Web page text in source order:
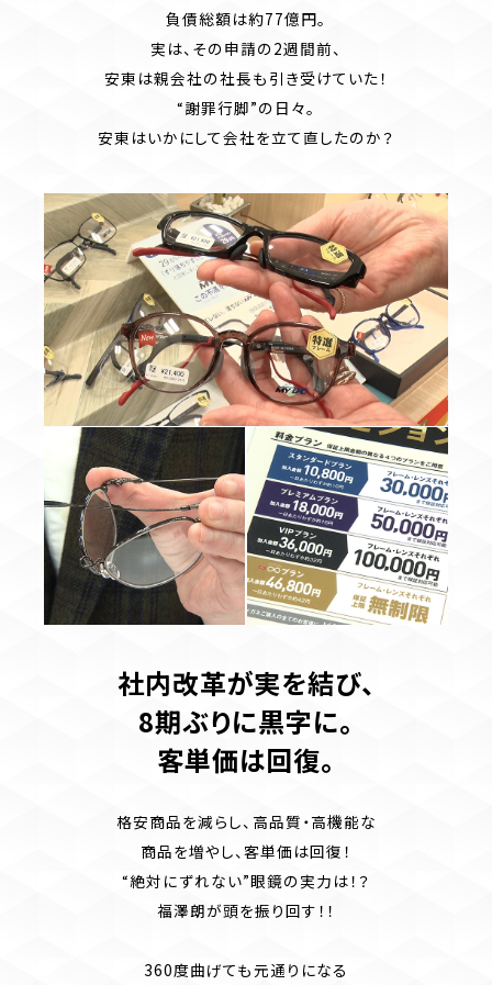
負債総額は約77億円。
実は、その申請の2週間前、
安東は親会社の社長も引き受けていた！
“謝罪行脚”の日々。
安東はいかにして会社を立て直したのか？
社内改革が実を結び、
8期ぶりに黒字に。
客単価は回復。
格安商品を減らし、高品質・高機能な
商品を増やし、客単価は回復！
“絶対にずれない”眼鏡の実力は！？
福澤朗が頭を振り回す！！
360度曲げても元通りになる